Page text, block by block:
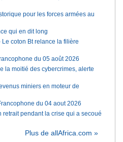
pour les forces armées au
qui en dit long
coton Bt relance la filière
du 05 août 2026
la moitié des cybercrimes, alerte
miniers en moteur de
du 04 aout 2026
retrait pendant la crise qui a secoué
Plus de allAfrica.com »